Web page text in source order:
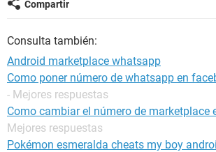
Compartir
Consulta también:
Android marketplace whatsapp
Como poner número de whatsapp en
- Mejores respuestas
Como cambiar el número de marketplace
Mejores respuestas
Pokémon esmeralda cheats my boy